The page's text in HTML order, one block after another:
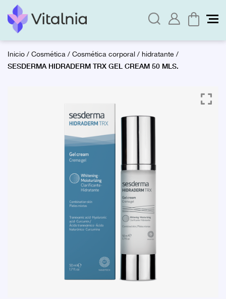
Inicio/Cosmética/Cosmética corporal/hidratante/
SESDERMA HIDRADERM TRX GEL CREAM 50 MLS.